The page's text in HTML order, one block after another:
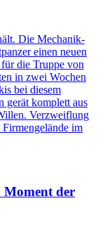
Die Mechanik-
einen neuen
die Truppe von
in zwei Wochen
bei diesem
gerät komplett aus
Verzweiflung
im
Moment der